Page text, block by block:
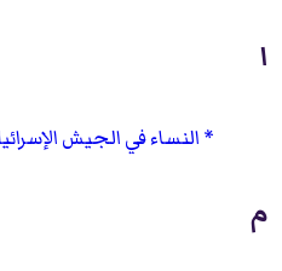
ا
النساء في الجيش
م